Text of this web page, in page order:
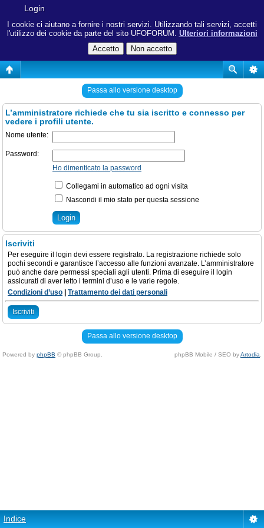
I cookie ci aiutano a fornire i nostri servizi. Utilizzando tali servizi, accetti
l'utilizzo dei cookie da parte del sito UFOFORUM. Ulteriori informazioni
Login
Passa allo versione desktop
L’amministratore richiede che tu sia iscritto e connesso per
vedere i profili utente.
Nome utente:
Password:
Ho dimenticato la password
Collegami in automatico ad ogni visita
Nascondi il mio stato per questa sessione
Iscriviti
Per eseguire il login devi essere registrato. La registrazione richiede solo
pochi secondi e garantisce l’accesso alle funzioni avanzate. L’amministratore
può anche dare permessi speciali agli utenti. Prima di eseguire il login
assicurati di aver letto i termini d’uso e le varie regole.
Condizioni d’uso
Trattamento dei dati personali
Iscriviti
Passa allo versione desktop
Powered by phpBB © phpBB Group. phpBB Mobile / SEO byArtodia
Indice